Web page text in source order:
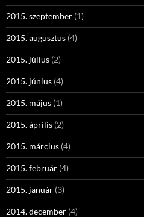
2015. szeptember (1)
2015. augusztus (4)
2015. július (2)
2015. június (4)
2015. május (1)
2015. április (2)
2015. március (4)
2015. február (4)
2015. január (3)
2014. december (4)